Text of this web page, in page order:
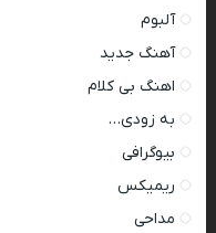
آلبوم
آهنگ جدید
اهنگ بی کلام
به زودی…
بیوگرافی
ریمیکس
مداحی